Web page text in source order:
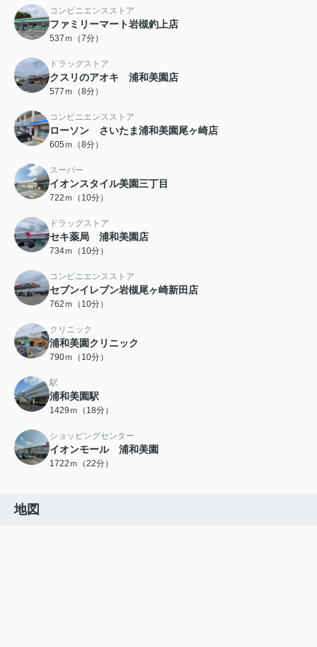
コンビニエンスストア
ファミリーマート岩槻釣上店
537ｍ（7分）
ドラッグストア
クスリのアオキ 浦和美園店
577ｍ（8分）
コンビニエンスストア
ローソン さいたま浦和美園尾ヶ崎店
605ｍ（8分）
スーパー
イオンスタイル美園三丁目
722ｍ（10分）
ドラッグストア
セキ薬局 浦和美園店
734ｍ（10分）
コンビニエンスストア
セブンイレブン岩槻尾ヶ崎新田店
762ｍ（10分）
クリニック
浦和美園クリニック
790ｍ（10分）
駅
浦和美園駅
1429ｍ（18分）
ショッピングセンター
イオンモール 浦和美園
1722ｍ（22分）
地図